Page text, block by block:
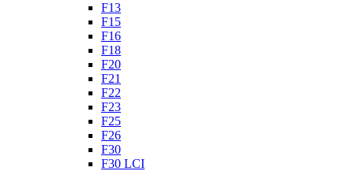
F13
F15
F16
F18
F20
F21
F22
F23
F25
F26
F30
F30 LCI